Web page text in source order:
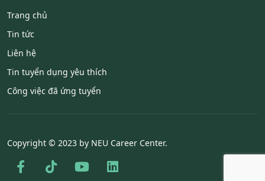
Trang chủ
Tin tức
Liên hệ
Tin tuyển dụng yêu thích
Công việc đã ứng tuyển
Copyright © 2023 by NEU Career Center.